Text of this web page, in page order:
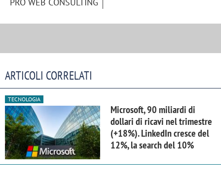
PRO WEB CONSULTING
ARTICOLI CORRELATI
TECNOLOGIA
Microsoft, 90 miliardi di
dollari di ricavi nel trimestre
(+18%). LinkedIn cresce del
12%, la search del 10%